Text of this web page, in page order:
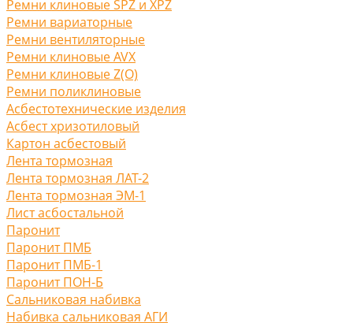
Ремни клиновые SPZ и XPZ
Ремни вариаторные
Ремни вентиляторные
Ремни клиновые AVX
Ремни клиновые Z(O)
Ремни поликлиновые
Асбестотехнические изделия
Асбест хризотиловый
Картон асбестовый
Лента тормозная
Лента тормозная ЛАТ-2
Лента тормозная ЭМ-1
Лист асбостальной
Паронит
Паронит ПМБ
Паронит ПМБ-1
Паронит ПОН-Б
Сальниковая набивка
Набивка сальниковая АГИ